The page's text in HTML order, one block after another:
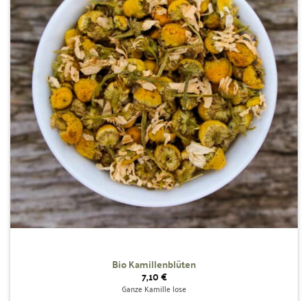
Bio Kamillenblüten
7,10€
Ganze Kamille lose